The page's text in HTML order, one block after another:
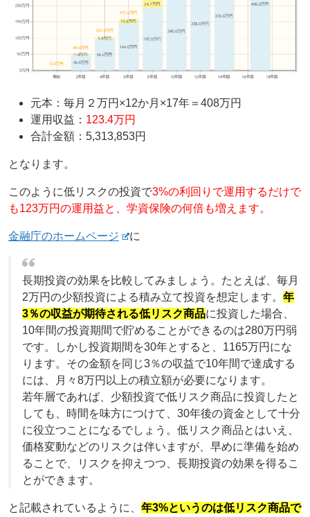
元本：毎月２万円×12か月×17年＝408万円
運用収益： 123.4万円
合計金額：5,313,853円
となります。
このように低リスクの投資で3%の利回りで運用するだけで
も123万円の運用益と、学資保険の何倍も増えます。
金融庁のホームページ に
長期投資の効果を比較してみましょう。たとえば、毎月
2万円の少額投資による積み立て投資を想定します。 年
3％の収益が期待される低リスク商品に投資した場合、
10年間の投資期間で貯めることができるのは280万円弱
です。しかし投資期間を30年とすると、1165万円にな
ります。その金額を同じ3％の収益で10年間で達成する
には、月々8万円以上の積立額が必要になります。
若年層であれば、少額投資で低リスク商品に投資したと
しても、時間を味方につけて、30年後の資金として十分
に役立つことになるでしょう。低リスク商品とはいえ、
価格変動などのリスクは伴いますが、早めに準備を始め
ることで、リスクを抑えつつ、長期投資の効果を得るこ
とができます。
と記載されているように、 年3%というのは低リスク商品で